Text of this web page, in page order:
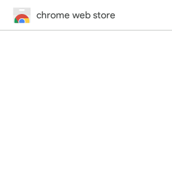
chrome web store